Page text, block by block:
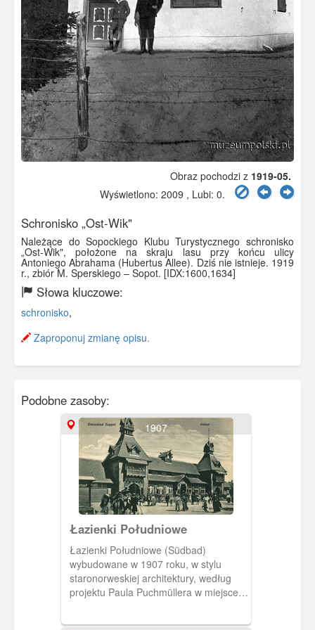
Obraz pochodzi z 1919-05.
Wyświetlono: 2009 , Lubi: 0.
Schronisko „Ost-Wik"
Należące do Sopockiego Klubu Turystycznego schronisko
„Ost-Wik", położone na skraju lasu przy końcu ulicy
Antoniego Abrahama (Hubertus Allee). Dziś nie istnieje. 1919
r., zbiór M. Sperskiego – Sopot. [IDX:1600,1634]
Słowa kluczowe:
schronisko,
Zaproponuj zmianę opisu.
Podobne zasoby:
1907
Łazienki Południowe
Łazienki Południowe (Südbad)
wybudowane w 1907 roku, w stylu
staronorweskiej architektury, według
projektu Paula Puchmüllera w miejsce